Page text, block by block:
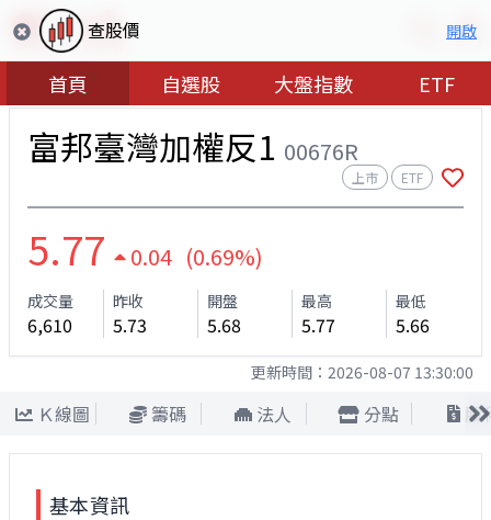
查股價 開啟
首頁 自選股 大盤指數 ETF
富邦臺灣加權反1 00676R
上市 ETF
5.77 0.04 (0.69%)
成交量
6,610
昨收
5.73
開盤
5.68
最高
5.77
最低
5.66
更新時間： 2026-08-07 13:30:00
Ｋ線圖 籌碼 法人 分點 股
基本資訊